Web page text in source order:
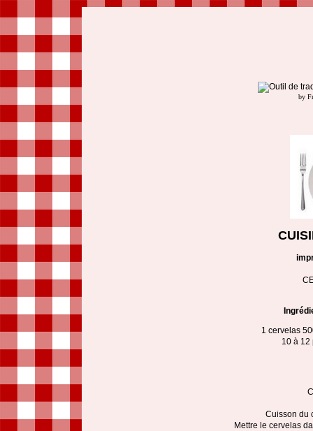
by
1 cervelas
10 à 12
Cuisson du
Mettre le cervelas